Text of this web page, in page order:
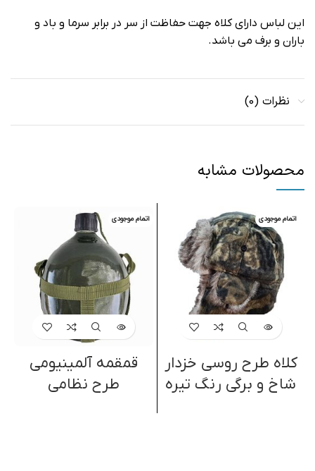
این لباس دارای کلاه جهت حفاظت از سر در برابر سرما و باد و
باران و برف می باشد.
نظرات (0)
محصولات مشابه
اتمام موجودی
کلاه طرح روسی خزدار
شاخ و برگی رنگ تیره
اتمام موجودی
قمقمه آلمینیومی
طرح نظامی